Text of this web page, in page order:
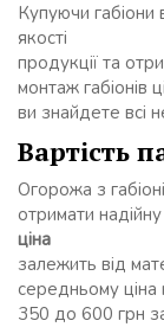
Купуючи габіони
якості
продукції та
монтаж габіонів
ви знайдете всі
Вартість
Огорожа з
отримати
ціна
залежить від
середньому ціна
350 до 600 грн